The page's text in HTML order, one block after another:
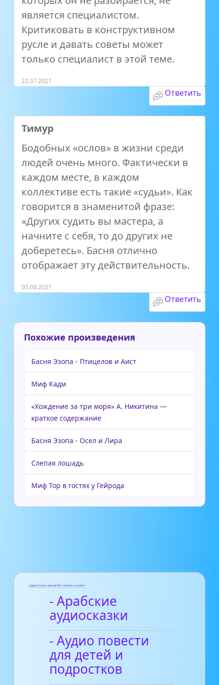
является специалистом.
Критиковать в конструктивном
русле и давать советы может
только специалист в этой теме.
22.07.2021
Ответить
Тимур
Бодобных «ослов» в жизни среди
людей очень много. Фактически в
каждом месте, в каждом
коллективе есть такие «судьи». Как
говорится в знаменитой фразе:
«Других судить вы мастера, а
начните с себя, то до других не
доберетесь». Басня отлично
отображает эту действительность.
05.08.2021
Ответить
Похожие произведения
Басня Эзопа - Птицелов и Аист
Миф Кадм
«Хождение за три моря» А. Никитина —
краткое содержание
Басня Эзопа - Осел и Лира
Слепая лошадь
Миф Тор в гостях у Гейрода
Аудиосказки для детей слушать онлайн
- Арабские
аудиосказки
- Аудио повести
для детей и
подростков